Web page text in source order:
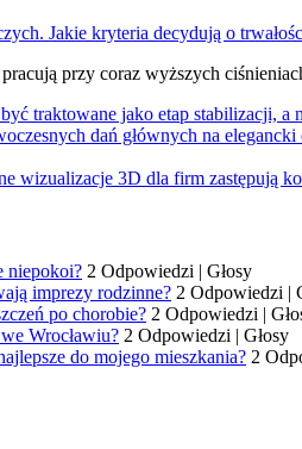
przy coraz wyższych
traktowane jako etap stabilizacji, a
dań głównych na
wizualizacje 3D dla firm zastępują
niepokoi? 2 Odpowiedzi | Głosy
imprezy rodzinne? 2 Odpowiedzi |
po chorobie? 2 Odpowiedzi |
Wrocławiu? 2 Odpowiedzi | Głosy
do mojego mieszkania? 2